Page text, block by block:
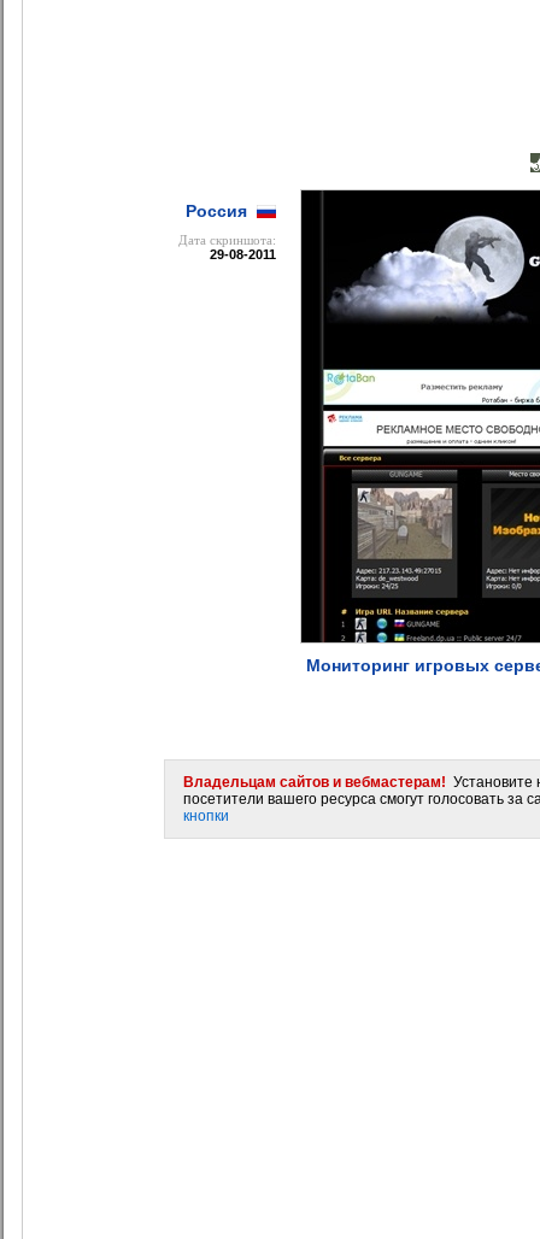
Россия
Дата cкриншота:
29-08-2011
Мониторинг игровых
Владельцам сайтов и вебмастерам! Установите
посетители вашего ресурса смогут голосовать за
кнопки